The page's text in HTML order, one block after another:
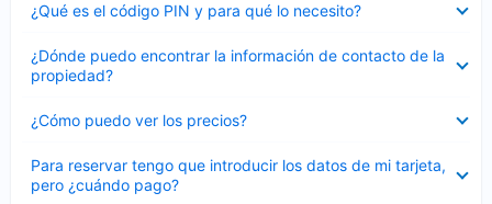
¿Qué es el código PIN y para qué lo necesito?
cerrado
¿Dónde puedo encontrar la información de contacto de la
propiedad?
cerrado
¿Cómo puedo ver los precios?
cerrado
Para reservar tengo que introducir los datos de mi tarjeta,
pero ¿cuándo pago?
cerrado